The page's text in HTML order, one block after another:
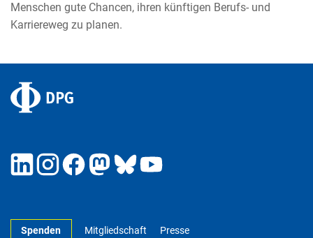
Menschen gute Chancen, ihren künftigen Berufs- und
Karriereweg zu planen.
Spenden Mitgliedschaft Presse